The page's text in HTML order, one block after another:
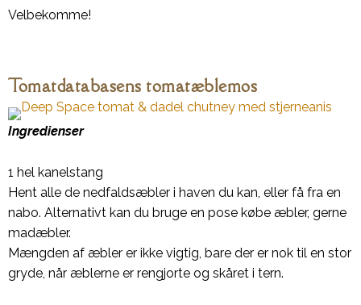
Velbekomme!
Tomatdatabasens tomatæblemos
Ingredienser
1 hel kanelstang
Hent alle de nedfaldsæbler i haven du kan, eller få fra en
nabo. Alternativt kan du bruge en pose købe æbler, gerne
madæbler.
Mængden af æbler er ikke vigtig, bare der er nok til en stor
gryde, når æblerne er rengjorte og skåret i tern.